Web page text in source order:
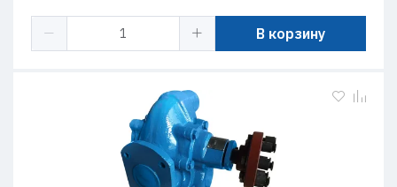
В корзину